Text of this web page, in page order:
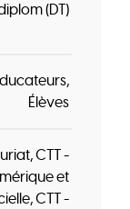
(DT)
Élèves
CTT -
et
CTT -